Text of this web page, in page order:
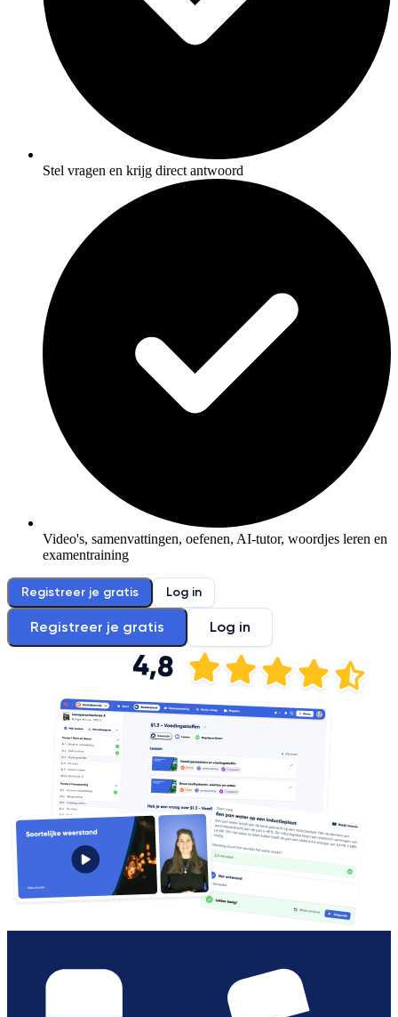
Stel vragen en krijg direct antwoord
Video's, samenvattingen, oefenen, AI-tutor, woordjes leren en
examentraining
Registreer je gratis Log in
Registreer je gratis Log in